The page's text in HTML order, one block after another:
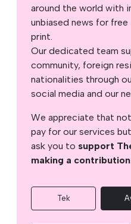
around the world with
unbiased news for
print.
Our dedicated team
community, foreign
nationalities through
social media and our
We appreciate that
pay for our services
ask you to support
making a
Tek